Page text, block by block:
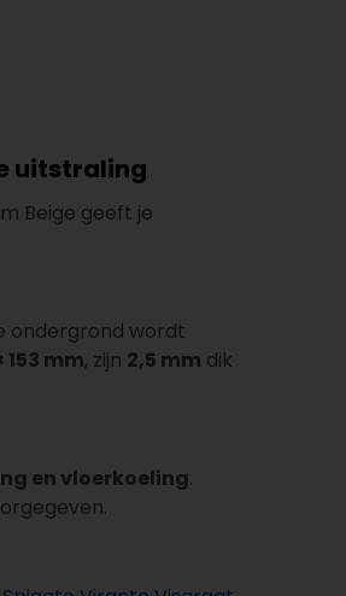
uitstraling
Beige geeft je
ondergrond wordt
153 mm, zijn 2,5 mm dik
en vloerkoeling.